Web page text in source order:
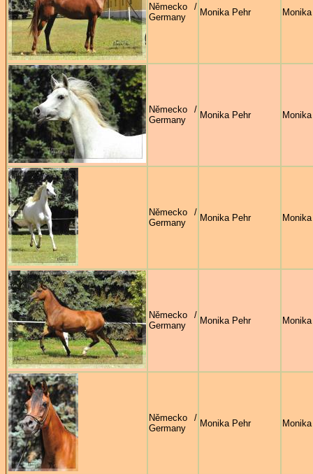
Německo /
Germany
Monika Pehr
Německo /
Germany
Monika Pehr
Německo /
Germany
Monika Pehr
Německo /
Germany
Monika Pehr
Německo /
Germany
Monika Pehr